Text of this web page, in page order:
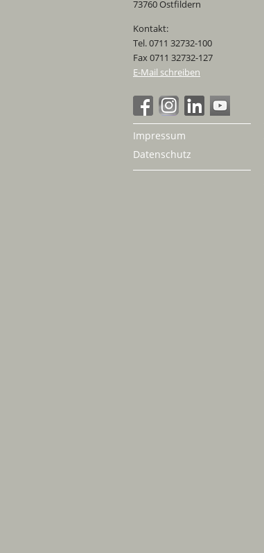
73760 Ostfildern
Kontakt:
Tel. 0711 32732-100
Fax 0711 32732-127
E-Mail schreiben
Impressum
Datenschutz